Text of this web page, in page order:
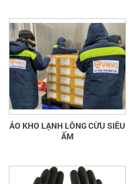
ÁO KHO LẠNH LÔNG CỪU SIÊU
ẤM